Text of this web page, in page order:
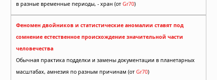
в разные временные периоды, - хран (от Gr70)
Феномен двойников и статистические аномалии ставят под
сомнение естественное происхождение значительной части
человечества
Обычная практика подделки и замены документации в планетарных
масштабах, амнезия по разным причинам (от Gr70)